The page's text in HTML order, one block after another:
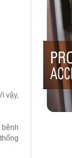
vậy,